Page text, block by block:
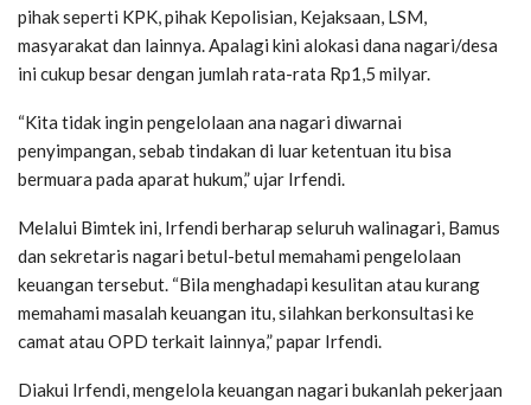
pihak seperti KPK, pihak Kepolisian, Kejaksaan, LSM,
masyarakat dan lainnya. Apalagi kini alokasi dana nagari/desa
ini cukup besar dengan jumlah rata-rata Rp1,5 milyar.
“Kita tidak ingin pengelolaan ana nagari diwarnai
penyimpangan, sebab tindakan di luar ketentuan itu bisa
bermuara pada aparat hukum,” ujar Irfendi.
Melalui Bimtek ini, Irfendi berharap seluruh walinagari, Bamus
dan sekretaris nagari betul-betul memahami pengelolaan
keuangan tersebut. “Bila menghadapi kesulitan atau kurang
memahami masalah keuangan itu, silahkan berkonsultasi ke
camat atau OPD terkait lainnya,” papar Irfendi.
Diakui Irfendi, mengelola keuangan nagari bukanlah pekerjaan